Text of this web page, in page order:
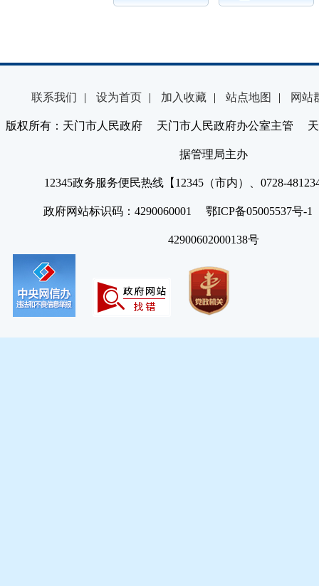
联系我们 | 设为首页 | 加入收藏 | 站点地图 | 网站
版权所有：天门市人民政府 天门市人民政府办公室主管 天
据管理局主办
12345政务服务便民热线【12345（市内）、0728-
政府网站标识码：4290060001 鄂ICP备05005537号
42900602000138号